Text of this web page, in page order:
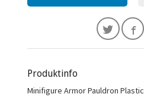
Produktinfo
Minifigure Armor Pauldron Plastic